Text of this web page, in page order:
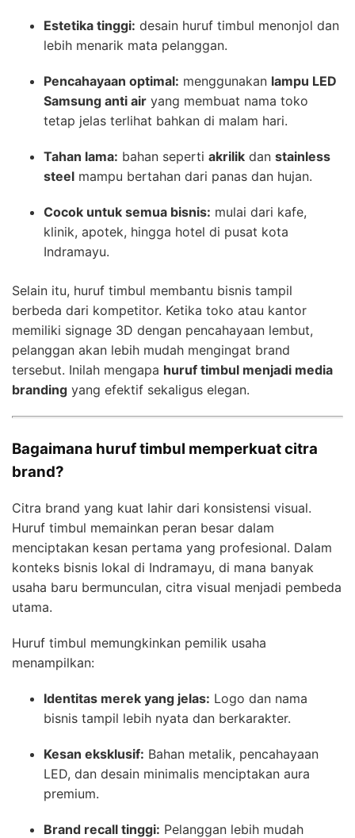
Estetika tinggi: desain huruf timbul menonjol dan
lebih menarik mata pelanggan.
Pencahayaan optimal: menggunakan lampu LED
Samsung anti air yang membuat nama toko
tetap jelas terlihat bahkan di malam hari.
Tahan lama: bahan seperti akrilik dan stainless
steel mampu bertahan dari panas dan hujan.
Cocok untuk semua bisnis: mulai dari kafe,
klinik, apotek, hingga hotel di pusat kota
Indramayu.
Selain itu, huruf timbul membantu bisnis tampil
berbeda dari kompetitor. Ketika toko atau kantor
memiliki signage 3D dengan pencahayaan lembut,
pelanggan akan lebih mudah mengingat brand
tersebut. Inilah mengapa huruf timbul menjadi media
branding yang efektif sekaligus elegan.
Bagaimana huruf timbul memperkuat citra
brand?
Citra brand yang kuat lahir dari konsistensi visual.
Huruf timbul memainkan peran besar dalam
menciptakan kesan pertama yang profesional. Dalam
konteks bisnis lokal di Indramayu, di mana banyak
usaha baru bermunculan, citra visual menjadi pembeda
utama.
Huruf timbul memungkinkan pemilik usaha
menampilkan:
Identitas merek yang jelas: Logo dan nama
bisnis tampil lebih nyata dan berkarakter.
Kesan eksklusif: Bahan metalik, pencahayaan
LED, dan desain minimalis menciptakan aura
premium.
Brand recall tinggi: Pelanggan lebih mudah